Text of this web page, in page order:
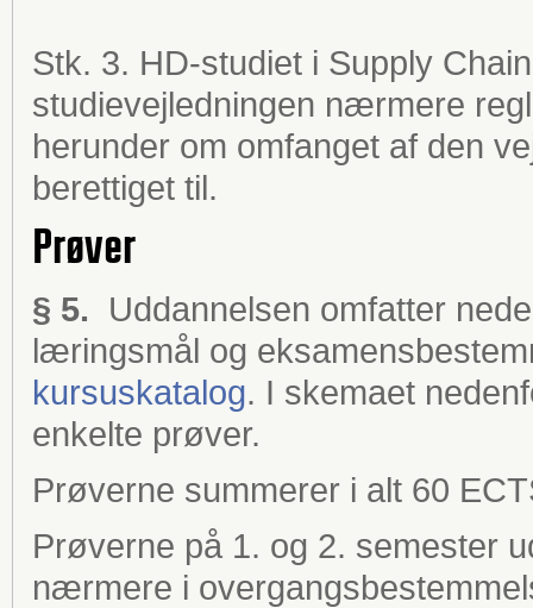
Stk. 3. HD-studiet i Supply
studievejledningen nærmere
herunder om omfanget af den
berettiget til.
Prøver
§ 5.
Uddannelsen omfatter
læringsmål og
kursuskatalog. I skemaet
enkelte prøver.
Prøverne summerer i alt 60
Prøverne på 1. og 2. semester
nærmere i